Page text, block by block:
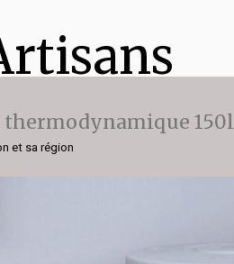
thermodynamique 150l
et sa région